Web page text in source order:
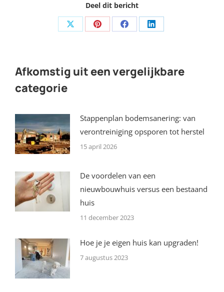
Deel dit bericht
Share Share Share Share
Afkomstig uit een vergelijkbare
categorie
Stappenplan bodemsanering: van
verontreiniging opsporen tot herstel
15 april 2026
De voordelen van een
nieuwbouwhuis versus een bestaand
huis
11 december 2023
Hoe je je eigen huis kan upgraden!
7 augustus 2023